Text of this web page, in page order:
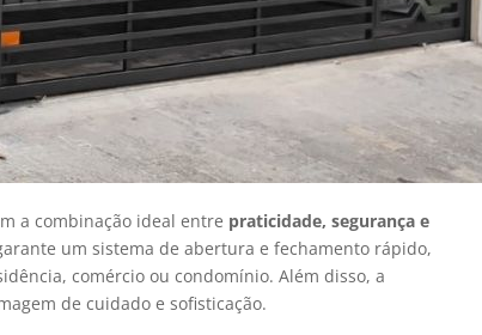
a combinação ideal entre praticidade, segurança e
um sistema de abertura e fechamento rápido,
comércio ou condomínio. Além disso, a
de cuidado e sofisticação.